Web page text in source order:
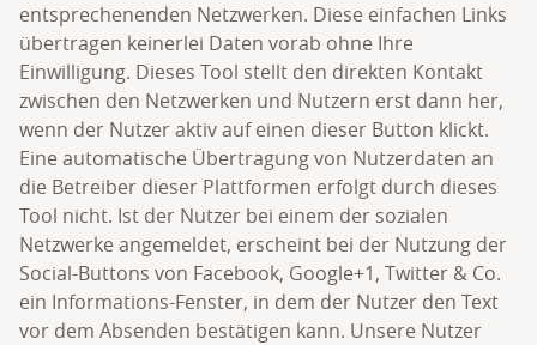
entsprechenenden Netzwerken. Diese einfachen Links
übertragen keinerlei Daten vorab ohne Ihre
Einwilligung. Dieses Tool stellt den direkten Kontakt
zwischen den Netzwerken und Nutzern erst dann her,
wenn der Nutzer aktiv auf einen dieser Button klickt.
Eine automatische Übertragung von Nutzerdaten an
die Betreiber dieser Plattformen erfolgt durch dieses
Tool nicht. Ist der Nutzer bei einem der sozialen
Netzwerke angemeldet, erscheint bei der Nutzung der
Social-Buttons von Facebook, Google+1, Twitter & Co.
ein Informations-Fenster, in dem der Nutzer den Text
vor dem Absenden bestätigen kann. Unsere Nutzer